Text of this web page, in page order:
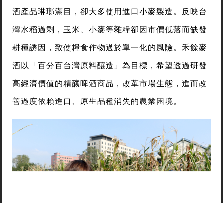
酒產品琳瑯滿目，卻大多使用進口小麥製造。反映台
灣水稻過剩，玉米、小麥等雜糧卻因市價低落而缺發
耕種誘因，致使糧食作物過於單一化的風險。禾餘麥
酒以「百分百台灣原料釀造」為目標，希望透過研發
高經濟價值的精釀啤酒商品，改革市場生態，進而改
善過度依賴進口、原生品種消失的農業困境。